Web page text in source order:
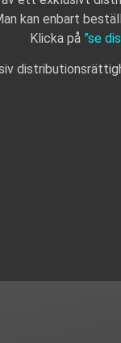
kan enbart
Klicka på ”se